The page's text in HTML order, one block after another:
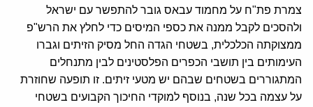
צמרת פת"ח על מחמוד עבאס גובר להתפשר עם ישראל
ולהסכים לקבל ממנה את כספי המיסים כדי לחלץ את הרש"פ
ממצוקתה הכלכלית, בשטחי הגדה החל מסיק הזיתים וגברו
העימותים בין תושבי הכפרים הפלסטינים לבין מתנחלים
המתגוררים בשטחים שבהם יש מטעי זיתים. זו תופעה שחוזרת
על עצמה בכל שנה, בנוסף למוקדי החיכוך הקבועים בשטחי